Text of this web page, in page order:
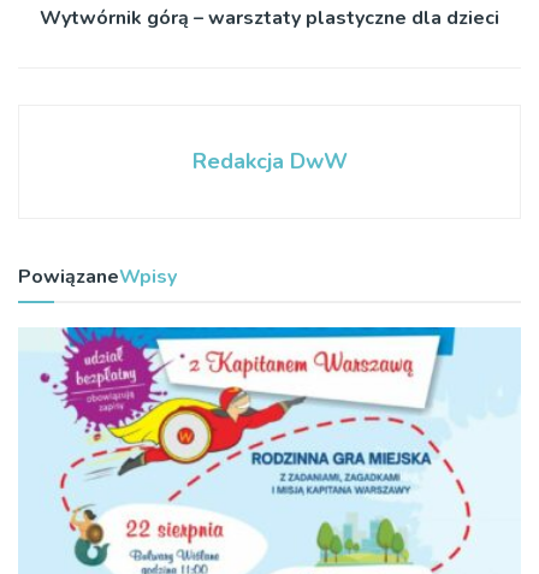
Wytwórnik górą – warsztaty plastyczne dla dzieci
Redakcja DwW
PowiązaneWpisy